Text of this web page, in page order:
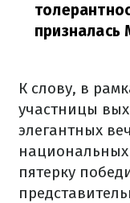
призналась
К слову, в
участницы
элегантных
пятерку